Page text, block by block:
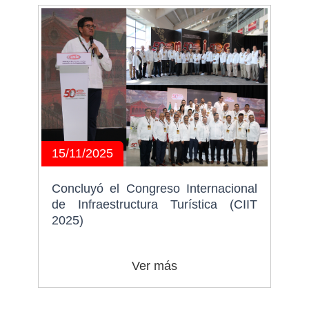
15/11/2025
Concluyó el Congreso Internacional
de Infraestructura Turística (CIIT
2025)
Ver más